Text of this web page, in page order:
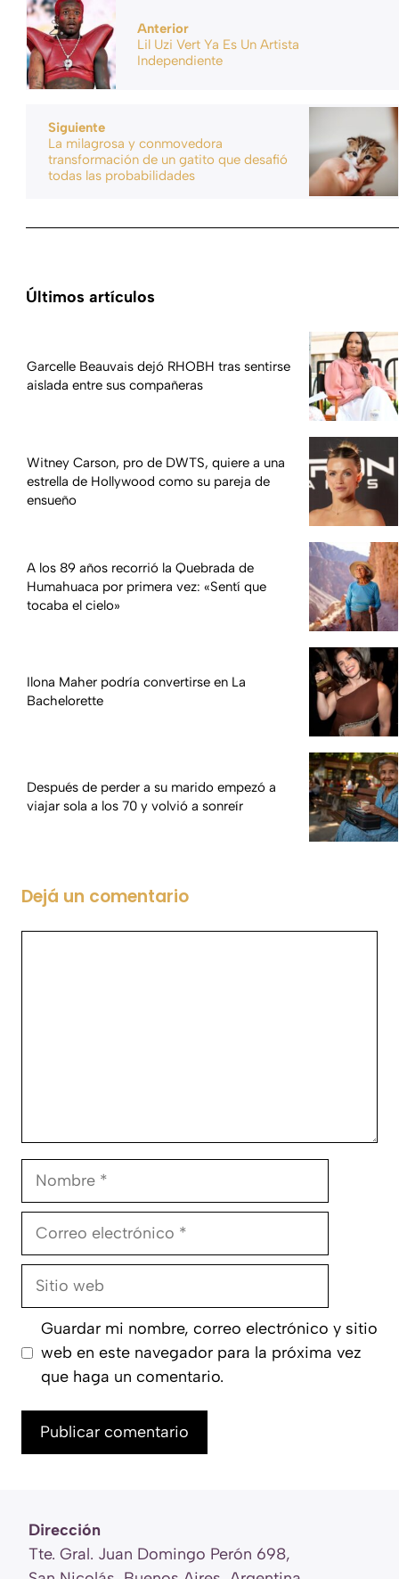
Anterior
Lil Uzi Vert Ya Es Un Artista
Independiente
Siguiente
La milagrosa y conmovedora
transformación de un gatito que desafió
todas las probabilidades
Últimos artículos
Garcelle Beauvais dejó RHOBH tras sentirse
aislada entre sus compañeras
Witney Carson, pro de DWTS, quiere a una
estrella de Hollywood como su pareja de
ensueño
A los 89 años recorrió la Quebrada de
Humahuaca por primera vez: «Sentí que
tocaba el cielo»
Ilona Maher podría convertirse en La
Bachelorette
Después de perder a su marido empezó a
viajar sola a los 70 y volvió a sonreír
Dejá un comentario
Nombre
Correo
Sitio
Guardar mi nombre, correo electrónico y sitio
web en este navegador para la próxima vez
que haga un comentario.
Dirección
Tte. Gral. Juan Domingo Perón 698,